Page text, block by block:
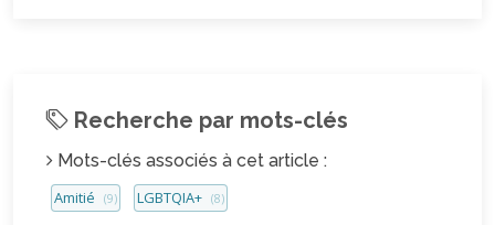
Recherche par mots-clés
Mots-clés associés à cet article :
Amitié (9) LGBTQIA+ (8)